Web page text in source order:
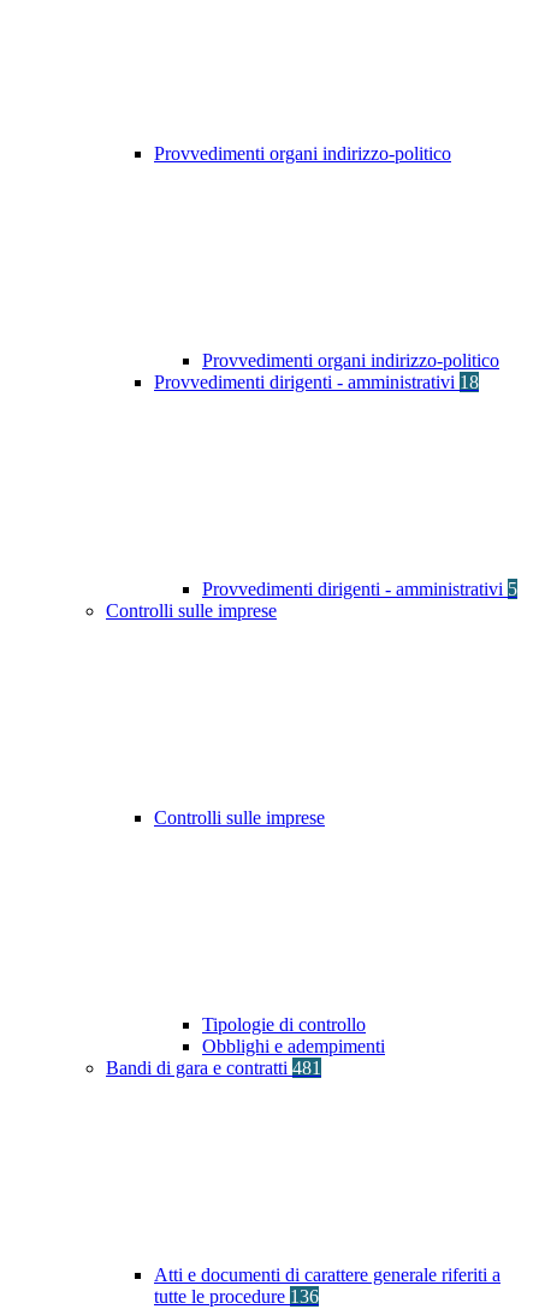
Provvedimenti organi indirizzo-politico
Provvedimenti organi indirizzo-politico
Provvedimenti dirigenti - amministrativi 18
Provvedimenti dirigenti - amministrativi 5
Controlli sulle imprese
Controlli sulle imprese
Tipologie di controllo
Obblighi e adempimenti
Bandi di gara e contratti 481
Atti e documenti di carattere generale riferiti a
tutte le procedure 136